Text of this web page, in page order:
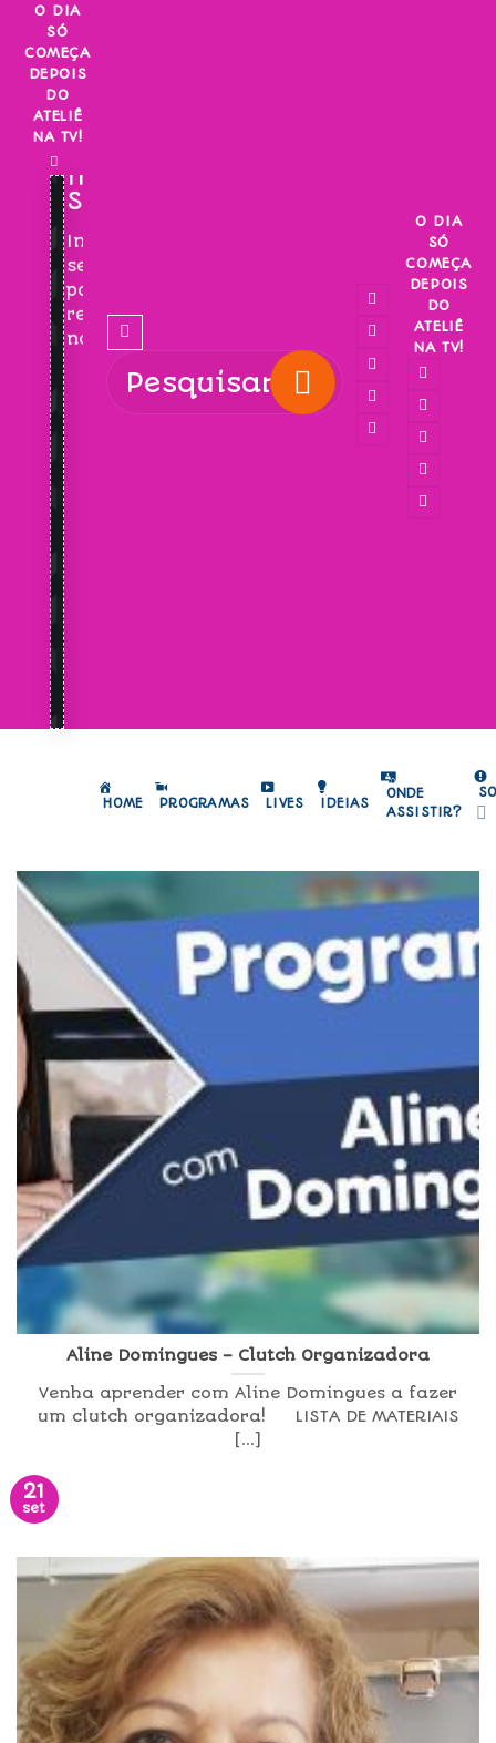
Skip
content
O DIA
SÓ
COMEÇA
DEPOIS
DO
ATELIÊ
NA TV!
INSCREVA-
SE!
Inscreva-
se
para
receber
novidades!
O DIA
SÓ
COMEÇA
DEPOIS
DO
ATELIÊ
NA TV!
HOME PROGRAMAS LIVES IDEIAS
ONDE
ASSISTIR?
Aline Domingues – Clutch Organizadora
Venha aprender com Aline Domingues a fazer
um clutch organizadora! LISTA DE MATERIAIS
[...]
21
set